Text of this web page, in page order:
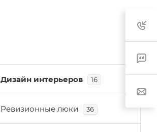
Дизайн интерьеров 16
Ревизионные люки 36